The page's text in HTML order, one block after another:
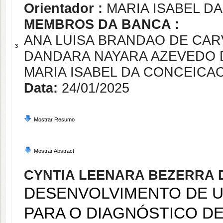
3
Orientador : MARIA ISABEL
MEMBROS DA BANCA :
ANA LUISA BRANDAO DE
DANDARA NAYARA AZEVEDO
MARIA ISABEL DA
Data: 24/01/2025
Mostrar Resumo
Mostrar Abstract
CYNTIA LEENARA BEZERRA
DESENVOLVIMENTO DE
PARA O DIAGNÓSTICO